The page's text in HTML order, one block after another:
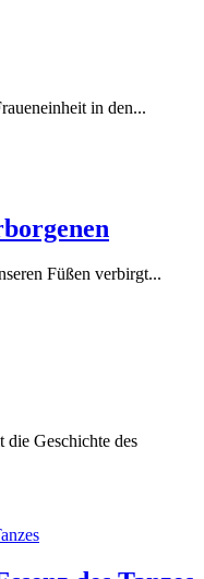
in den...
Füßen verbirgt...
Geschichte des